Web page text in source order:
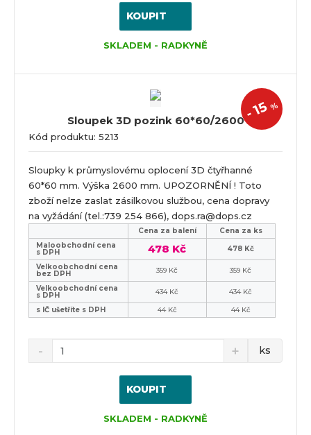
KOUPIT
SKLADEM - RADKYNĚ
Sloupek 3D pozink 60*60/2600
Kód produktu: 5213
-
15%
Sloupky k průmyslovému oplocení 3D čtyřhanné
60*60 mm. Výška 2600 mm. UPOZORNĚNÍ ! Toto
zboží nelze zaslat zásilkovou službou, cena dopravy
na vyžádání (tel.:739 254 866), dops.ra@dops.cz
Cena za balení
Cena za ks
Maloobchodní cena
s DPH 478 Kč
478 Kč
Velkoobchodní cena
bez DPH 359 Kč
359 Kč
Velkoobchodní cena
s DPH 434 Kč
434 Kč
s IČ ušetříte s DPH
44 Kč 44 Kč
ks
KOUPIT
SKLADEM - RADKYNĚ